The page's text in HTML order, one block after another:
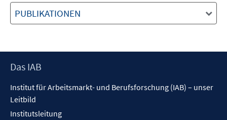
PUBLIKATIONEN
Footer
Das IAB
Institut für Arbeitsmarkt- und Berufsforschung (IAB) – unser
Leitbild
Institutsleitung